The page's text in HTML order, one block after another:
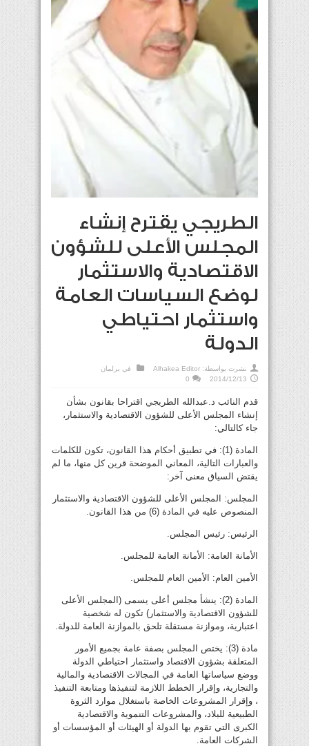
الطريجي يقترح إنشاء
المجلس الأعلى للشؤون
الاقتصادية والاستثمار
لوضع السياسات العامة
واستثمار احتياطي
الدولة
نشرت بواسطة: Alhakea Editor في برلمان
2014/12/13
0
قدم النائب د.عبدالله الطريجي اقتراحا بقانون بشأن
إنشاء المجلس الأعلى للشؤون الاقتصادية والاستثمار،
جاء كالتالي:
المادة (1): في تطبيق أحكام هذا القانون، تكون للكلمات
والعبارات التالية، المعاني الموضحة قرين كل منها، ما لم
يقتض السياق معنى آخر:
المجلس: المجلس الأعلى للشؤون الاقتصادية والاستثمار
المنصوص عليه في المادة (6) من هذا القانون.
الرئيس: رئيس المجلس.
الأمانة العامة: الأمانة العامة للمجلس.
الأمين العام: الأمين العام للمجلس.
المادة (2): ينشأ مجلس أعلى يسمى (المجلس الأعلى
للشؤون الاقتصادية والاستثمار) تكون له شخصية
اعتبارية، وموازنة مستقلة تلحق بالموازنة العامة للدولة.
مادة (3): يختص المجلس بصفة عامة بجميع الأمور
المتعلقة بشؤون الاقتصاد واستثمار احتياطي الدولة
ووضع سياساتها العامة في المجالات الاقتصادية والمالية
والتجارية، وإقرار الخطط اللازمة لتنفيذها ومتابعة التنفيذ
، وإقرار المشروعات الخاصة باستغلال موارد الثروة
الطبيعية للبلاد، والمشروعات التنموية والاقتصادية
الكبرى التي تقوم بها الدولة أو الهيئات أو المؤسسات أو
الشركات العامة.